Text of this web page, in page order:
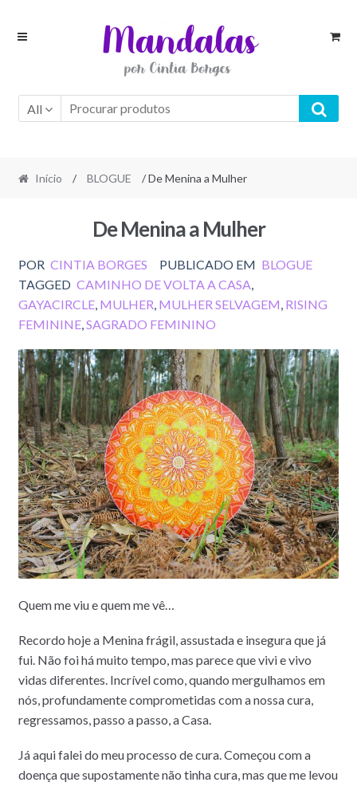
Skip
Skip
All
Início / BLOGUE / De Menina a Mulher
De Menina a Mulher
POR CINTIA BORGES PUBLICADO EM BLOGUE
TAGGED CAMINHO DE VOLTA A CASA
GAYACIRCLE, MULHER MULHER SELVAGEM RISING
FEMININE, SAGRADO FEMININO
Quem me viu e quem me vê…
Recordo hoje a Menina frágil, assustada e insegura que já
fui. Não foi há muito tempo, mas parece que vivi e vivo
vidas diferentes. Incrível como, quando mergulhamos em
nós, profundamente comprometidas com a nossa cura,
regressamos, passo a passo, a Casa.
Já aqui falei do meu processo de cura. Começou com a
doença que supostamente não tinha cura, mas que me levou